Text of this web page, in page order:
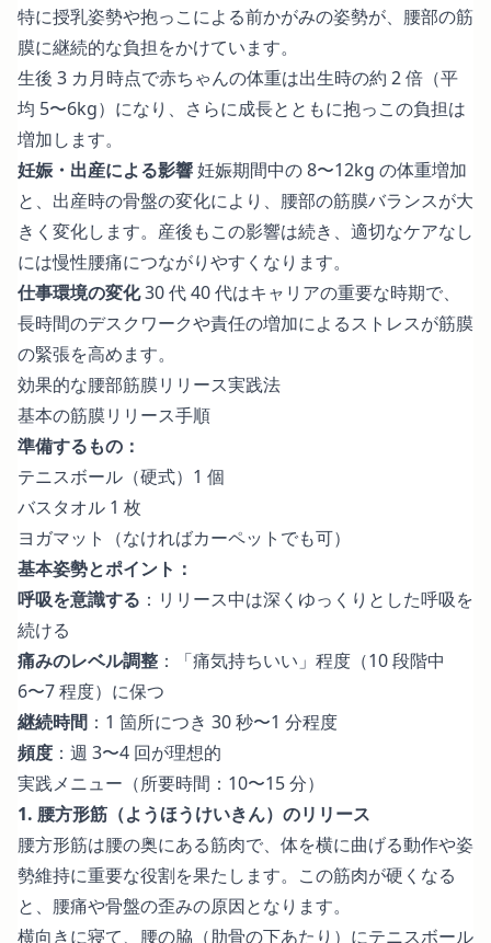
特に授乳姿勢や抱っこによる前かがみの姿勢が、腰部の筋
膜に継続的な負担をかけています。
生後 3 カ月時点で赤ちゃんの体重は出生時の約 2 倍（平
均 5〜6kg）になり、さらに成長とともに抱っこの負担は
増加します。
妊娠・出産による影響妊娠期間中の 8〜12kg の体重増加
と、出産時の骨盤の変化により、腰部の筋膜バランスが大
きく変化します。産後もこの影響は続き、適切なケアなし
には慢性腰痛につながりやすくなります。
仕事環境の変化30 代 40 代はキャリアの重要な時期で、
長時間のデスクワークや責任の増加によるストレスが筋膜
の緊張を高めます。
効果的な腰部筋膜リリース実践法
基本の筋膜リリース手順
準備するもの：
テニスボール（硬式）1 個
バスタオル 1 枚
ヨガマット（なければカーペットでも可）
基本姿勢とポイント：
呼吸を意識する ：リリース中は深くゆっくりとした呼吸を
続ける
痛みのレベル調整 ：「痛気持ちいい」程度（10 段階中
6〜7 程度）に保つ
継続時間 ：1 箇所につき 30 秒〜1 分程度
頻度 ：週 3〜4 回が理想的
実践メニュー（所要時間：10〜15 分）
1. 腰方形筋（ようほうけいきん）のリリース
腰方形筋は腰の奥にある筋肉で、体を横に曲げる動作や姿
勢維持に重要な役割を果たします。この筋肉が硬くなる
と、腰痛や骨盤の歪みの原因となります。
横向きに寝て、腰の脇（肋骨の下あたり）にテニスボール